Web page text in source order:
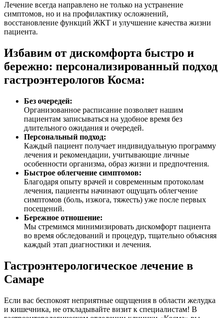
Лечение всегда направлено не только на устранение
симптомов, но и на профилактику осложнений,
восстановление функций ЖКТ и улучшение качества жизни
пациента.
Избавим от дискомфорта быстро и
бережно: персонализированный подход
гастроэнтерологов Косма:
Без очередей:
Организованное расписание позволяет нашим
пациентам записываться на удобное время без
длительного ожидания и очередей.
Персональный подход:
Каждый пациент получает индивидуальную программу
лечения и рекомендации, учитывающие личные
особенности организма, образ жизни и предпочтения.
Быстрое облегчение симптомов:
Благодаря опыту врачей и современным протоколам
лечения, пациенты начинают ощущать облегчение
симптомов (боль, изжога, тяжесть) уже после первых
посещений.
Бережное отношение:
Мы стремимся минимизировать дискомфорт пациента
во время обследований и процедур, тщательно объясняя
каждый этап диагностики и лечения.
Гастроэнтерологическое лечение в
Самаре
Если вас беспокоят неприятные ощущения в области желудка
и кишечника, не откладывайте визит к специалистам! В